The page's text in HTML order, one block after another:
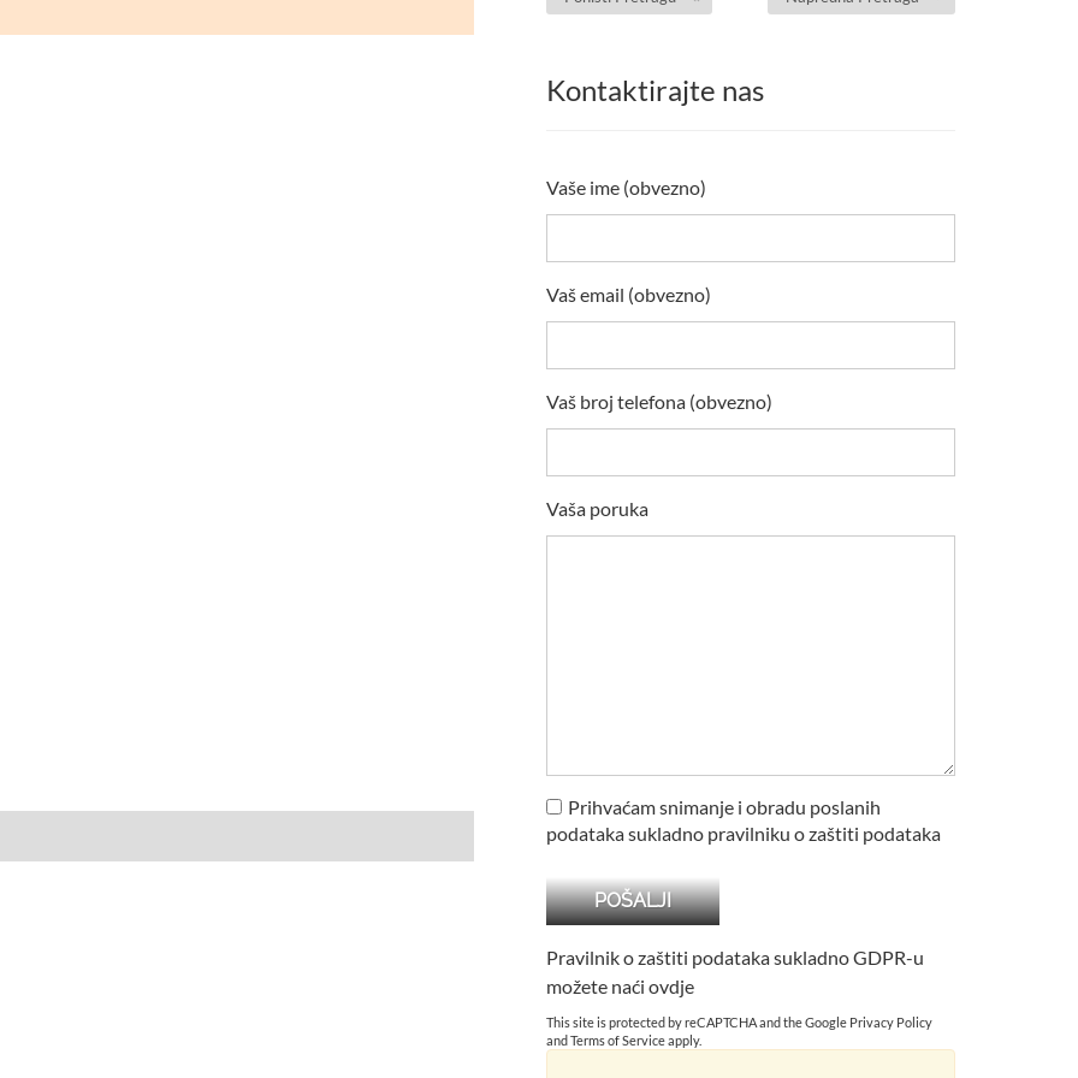
Kontaktirajte nas
Vaše ime (obvezno)
Vaš email (obvezno)
Vaš broj telefona (obvezno)
Vaša poruka
Prihvaćam snimanje i obradu poslanih
podataka sukladno pravilniku o zaštiti podataka
Pravilnik o zaštiti podataka sukladno GDPR-u
možete naći ovdje
This site is protected by reCAPTCHA and the Google Privacy Policy
andTerms of Serviceapply.